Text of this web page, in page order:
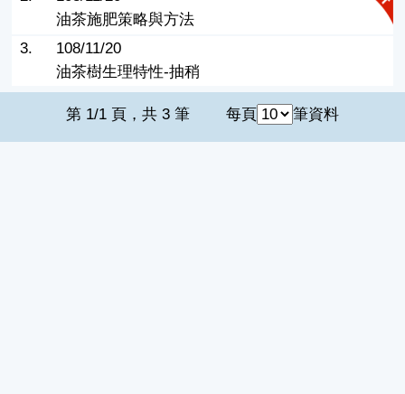
油茶施肥策略與方法
3.
108/11/20
油茶樹生理特性-抽稍
第 1/1 頁，共 3 筆 每頁 筆資料